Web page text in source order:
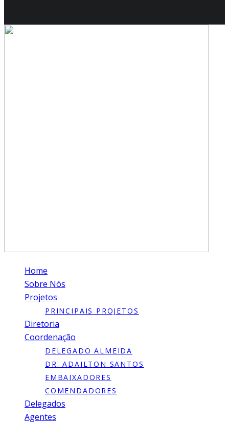
Home
Sobre Nós
Projetos
PRINCIPAIS PROJETOS
Diretoria
Coordenação
DELEGADO ALMEIDA
DR. ADAILTON SANTOS
EMBAIXADORES
COMENDADORES
Delegados
Agentes